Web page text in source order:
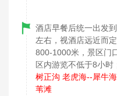
酒店早餐后统一出发到
左右，视酒店远近而
800-1000米，景区门
区内游览不低于8小时
树正沟 老虎海--犀牛
苇滩